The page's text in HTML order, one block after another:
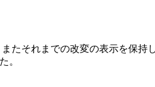
たそれまでの改変の表示を保持
。